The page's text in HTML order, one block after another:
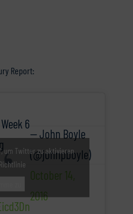
Report:
Week 6
— John Boyle
(@johnpboyle)
October 14,
2016
um Twitter zu aktivieren